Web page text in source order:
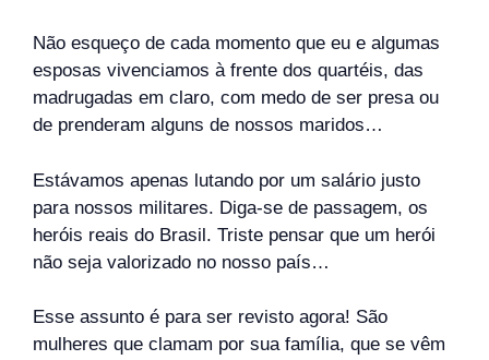
Não esqueço de cada momento que eu e algumas
esposas vivenciamos à frente dos quartéis, das
madrugadas em claro, com medo de ser presa ou
de prenderam alguns de nossos maridos…
Estávamos apenas lutando por um salário justo
para nossos militares. Diga-se de passagem, os
heróis reais do Brasil. Triste pensar que um herói
não seja valorizado no nosso país…
Esse assunto é para ser revisto agora! São
mulheres que clamam por sua família, que se vêm